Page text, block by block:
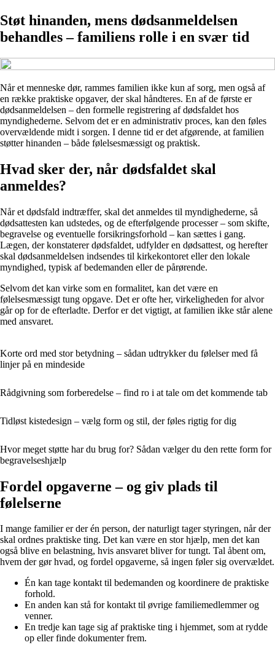
Støt hinanden, mens dødsanmeldelsen
behandles – familiens rolle i en svær tid
Når et menneske dør, rammes familien ikke kun af sorg, men også af
en række praktiske opgaver, der skal håndteres. En af de første er
dødsanmeldelsen – den formelle registrering af dødsfaldet hos
myndighederne. Selvom det er en administrativ proces, kan den føles
overvældende midt i sorgen. I denne tid er det afgørende, at familien
støtter hinanden – både følelsesmæssigt og praktisk.
Hvad sker der, når dødsfaldet skal
anmeldes?
Når et dødsfald indtræffer, skal det anmeldes til myndighederne, så
dødsattesten kan udstedes, og de efterfølgende processer – som skifte,
begravelse og eventuelle forsikringsforhold – kan sættes i gang.
Lægen, der konstaterer dødsfaldet, udfylder en dødsattest, og herefter
skal dødsanmeldelsen indsendes til kirkekontoret eller den lokale
myndighed, typisk af bedemanden eller de pårørende.
Selvom det kan virke som en formalitet, kan det være en
følelsesmæssigt tung opgave. Det er ofte her, virkeligheden for alvor
går op for de efterladte. Derfor er det vigtigt, at familien ikke står alene
med ansvaret.
Korte ord med stor betydning – sådan udtrykker du følelser med få
linjer på en mindeside
Rådgivning som forberedelse – find ro i at tale om det kommende tab
Tidløst kistedesign – vælg form og stil, der føles rigtig for dig
Hvor meget støtte har du brug for? Sådan vælger du den rette form for
begravelseshjælp
Fordel opgaverne – og giv plads til
følelserne
I mange familier er der én person, der naturligt tager styringen, når der
skal ordnes praktiske ting. Det kan være en stor hjælp, men det kan
også blive en belastning, hvis ansvaret bliver for tungt. Tal åbent om,
hvem der gør hvad, og fordel opgaverne, så ingen føler sig overvældet.
Én kan tage kontakt til bedemanden og koordinere de praktiske
forhold.
En anden kan stå for kontakt til øvrige familiemedlemmer og
venner.
En tredje kan tage sig af praktiske ting i hjemmet, som at rydde
op eller finde dokumenter frem.